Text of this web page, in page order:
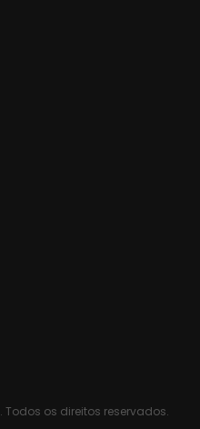
. Todos os direitos reservados.